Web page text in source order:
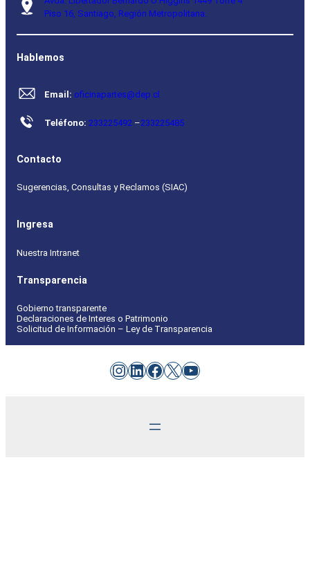
Piso 16, Santiago, Región Metropolitana.
Hablemos
Email: oficinapartes@dep.cl
Teléfono: 233225492 –233225485
Contacto
Sugerencias, Consultas y Reclamos (SIAC)
Ingresa
Nuestra Intranet
Transparencia
Gobierno transparente
Declaraciones de Interes o Patrimonio
Solicitud de Información – Ley de Transparencia
Instagram
LinkedIn
Facebook
X YouTube